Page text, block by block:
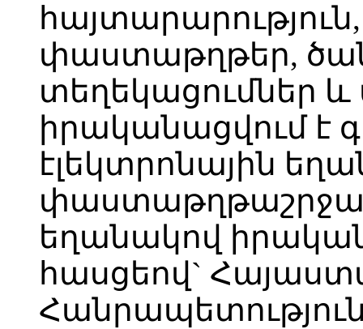
փաստաթղթեր,
տեղեկացումներ և
իրականացվում է
էլեկտրոնային
եղանակով
հասցեով`